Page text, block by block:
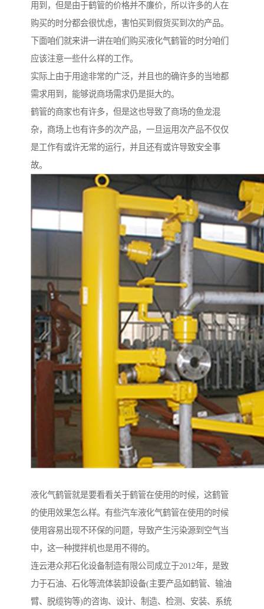
用到，但是由于鹤管的价格并不廉价，所以许多的人在
购买的时分都会很忧虑，害怕买到假货买到次的产品。
下面咱们就来讲一讲在咱们购买液化气鹤管的时分咱们
应该注意一些什么样的工作。
实际上由于用途非常的广泛，并且也的确许多的当地都
需求用到，能够说商场需求仍是挺大的。
鹤管的商家也有许多，但是这也导致了商场的鱼龙混
杂，商场上也有许多的次产品，一旦运用次产品不仅仅
是工作有或许无常的运行，并且还有或许导致安全事
故。
液化气鹤管就是要看看关于鹤管在使用的时候，这鹤管
的使用效果怎么样。有些汽车液化气鹤管在使用的时候
使用容易出现不环保的问题，导致产生污染源到空气当
中，这一种搅拌机也是用不得的。
连云港众邦石化设备制造有限公司成立于2012年，是致
力于石油、石化等流体装卸设备(主要产品如鹤管、输油
臂、脱缆钩等)的咨询、设计、制造、检测、安装、系统